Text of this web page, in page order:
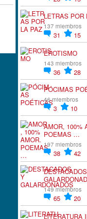
LETRAS POR
137 miembros
31
15
EROTISMO
143 miembros
36
28
PÓCIMAS
46 miembros
3
10
AMOR, 100%
POEMAS …
197 miembros
38
42
149 miembros
65
20
LITERATURA